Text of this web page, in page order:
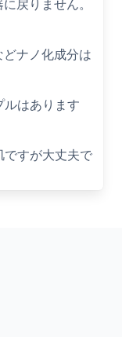
戻りません。
ナノ化成分は
はあります
すが大丈夫で